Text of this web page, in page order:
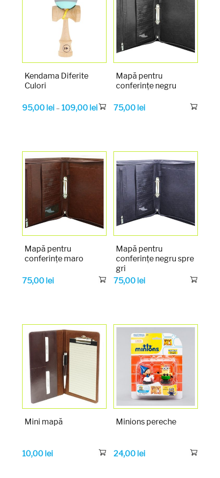
Kendama Diferite
Culori
95,00 lei– 109,00 lei
Mapă pentru
conferințe negru
75,00 lei
Mapă pentru
conferințe maro
75,00 lei
Mapă pentru
conferințe negru spre
gri
75,00 lei
Mini mapă
10,00 lei
Minions pereche
24,00 lei